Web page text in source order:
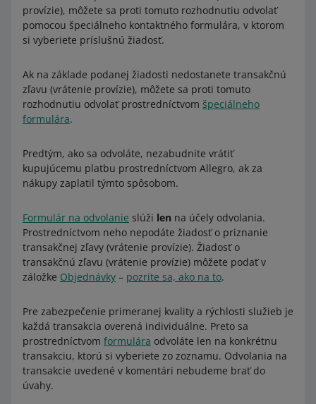
provízie), môžete sa proti tomuto rozhodnutiu odvolať
pomocou špeciálneho kontaktného formulára, v ktorom
si vyberiete príslušnú žiadosť.
Ak na základe podanej žiadosti nedostanete transakčnú
zľavu (vrátenie provízie), môžete sa proti tomuto
rozhodnutiu odvolať prostredníctvom špeciálneho
formulára.
Predtým, ako sa odvoláte, nezabudnite vrátiť
kupujúcemu platbu prostredníctvom Allegro, ak za
nákupy zaplatil týmto spôsobom.
Formulár na odvolanie slúži len na účely odvolania.
Prostredníctvom neho nepodáte žiadosť o priznanie
transakčnej zľavy (vrátenie provízie). Žiadosť o
transakčnú zľavu (vrátenie provízie) môžete podať v
záložke Objednávky – pozrite sa, ako na to.
Pre zabezpečenie primeranej kvality a rýchlosti služieb je
každá transakcia overená individuálne. Preto sa
prostredníctvom formulára odvoláte len na konkrétnu
transakciu, ktorú si vyberiete zo zoznamu. Odvolania na
transakcie uvedené v komentári nebudeme brať do
úvahy.